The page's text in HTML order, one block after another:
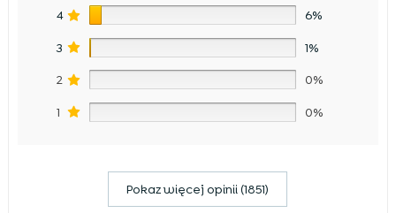
4 6%
3 1%
2 0%
1 0%
Pokaz więcej opinii (1851)